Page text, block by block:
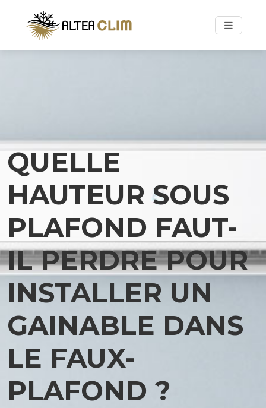
QUELLE
HAUTEUR SOUS
PLAFOND FAUT-
IL PERDRE POUR
INSTALLER UN
GAINABLE DANS
LE FAUX-
PLAFOND ?